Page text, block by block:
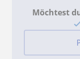
Möchtest